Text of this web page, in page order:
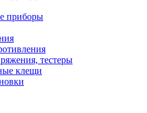
приборы
тестеры
клещи